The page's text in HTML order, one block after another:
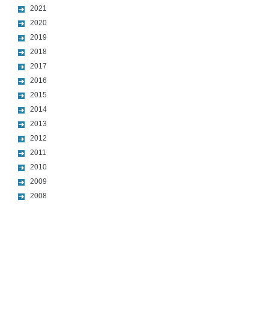
2021
2020
2019
2018
2017
2016
2015
2014
2013
2012
2011
2010
2009
2008